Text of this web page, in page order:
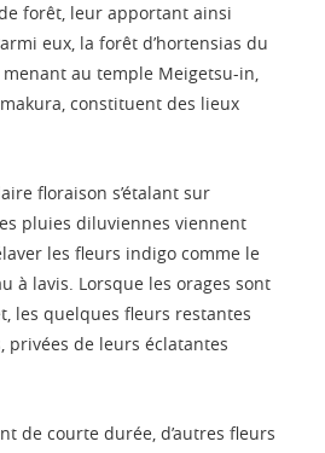
forêt, leur apportant ainsi
eux, la forêt d’hortensias du
menant au temple Meigetsu-in,
constituent des lieux
floraison s’étalant sur
pluies diluviennes viennent
les fleurs indigo comme le
à lavis. Lorsque les orages sont
les quelques fleurs restantes
privées de leurs éclatantes
de courte durée, d’autres fleurs